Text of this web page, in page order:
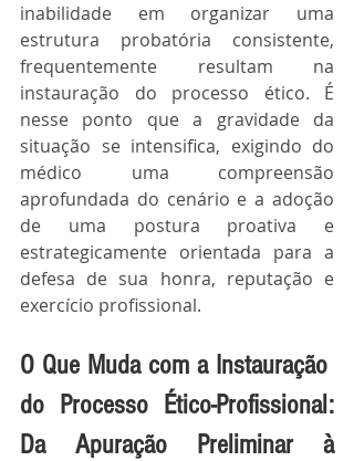
inabilidade em organizar uma
estrutura probatória consistente,
frequentemente resultam na
instauração do processo ético. É
nesse ponto que a gravidade da
situação se intensifica, exigindo do
médico uma compreensão
aprofundada do cenário e a adoção
de uma postura proativa e
estrategicamente orientada para a
defesa de sua honra, reputação e
exercício profissional.
O Que Muda com a Instauração
do Processo Ético-Profissional:
Da Apuração Preliminar à